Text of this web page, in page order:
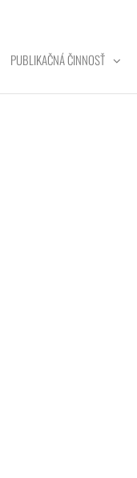
PUBLIKAČNÁ ČINNOSŤ